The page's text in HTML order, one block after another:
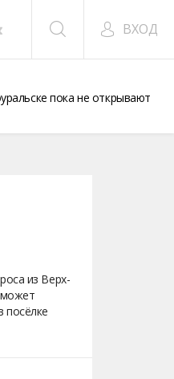
ВХОД
пока не открывают
из Верх-
может
посёлке